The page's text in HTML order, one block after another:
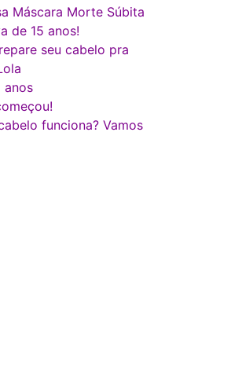
Máscara Morte Súbita
de 15 anos!
seu cabelo pra
anos
funciona? Vamos